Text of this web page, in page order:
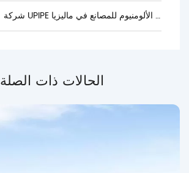
شركة UPIPE تُورّد أنابيب الهواء المضغوط المصنوعة من سبائك الألومنيوم للمصانع في ماليزيا
الحالات ذات الصلة